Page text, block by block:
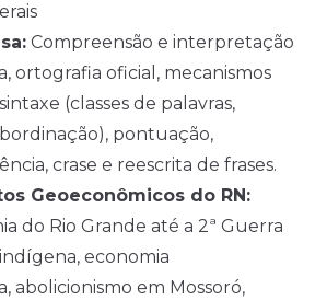
Compreensão e interpretação
ortografia oficial, mecanismos
(classes de palavras,
pontuação,
crase e reescrita de frases.
Geoeconômicos do RN:
do Rio Grande até a 2ª Guerra
economia
abolicionismo em Mossoró,